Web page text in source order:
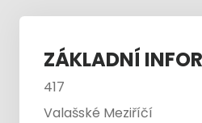
ZÁKLADNÍ
417
Valašské Meziříčí